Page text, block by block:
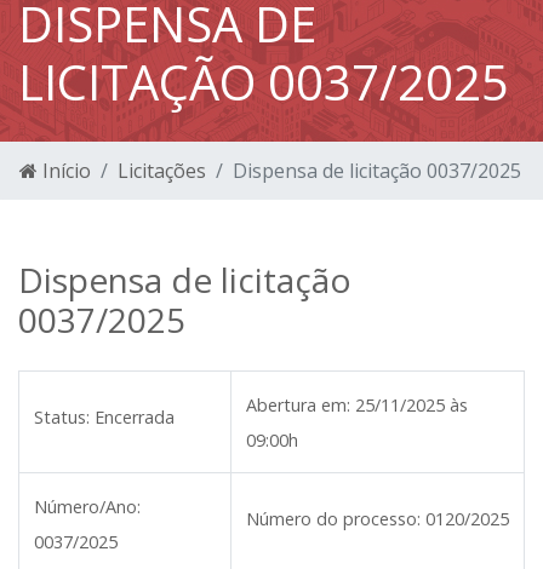
DISPENSA DE
LICITAÇÃO 0037/2025
Início Licitações Dispensa de licitação 0037/2025
Dispensa de licitação
0037/2025
Status: Encerrada
Abertura em: 25/11/2025 às
09:00h
Número/Ano:
0037/2025
Número do processo: 0120/2025